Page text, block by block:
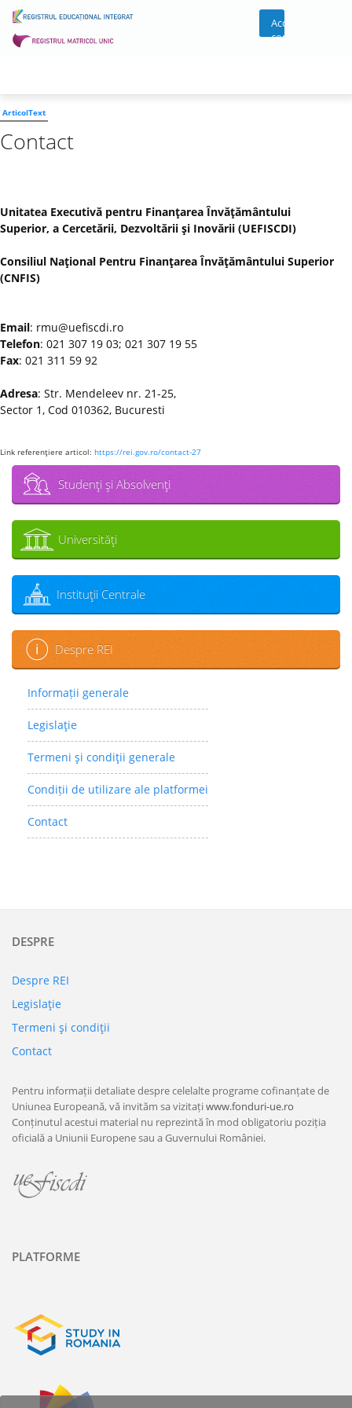
Acces
cont
ArticolText
Contact
Unitatea Executivă pentru Finanţarea Învăţământului
Superior, a Cercetării, Dezvoltării şi Inovării (UEFISCDI)
Consiliul Naţional Pentru Finanţarea Învăţământului Superior
(CNFIS)
Email: rmu@uefiscdi.ro
Telefon: 021 307 19 03; 021 307 19 55
Fax: 021 311 59 92
Adresa: Str. Mendeleev nr. 21-25,
Sector 1, Cod 010362, Bucuresti
Link referenţiere articol: https://rei.gov.ro/contact-27
Studenţi şi Absolvenţi
Universităţi
Instituţii Centrale
Despre REI
Informații generale
Legislaţie
Termeni şi condiţii generale
Condiții de utilizare ale platformei
Contact
DESPRE
Despre REI
Legislaţie
Termeni şi condiţii
Contact
Pentru informații detaliate despre celelalte programe cofinanțate de
Uniunea Europeană, vă invităm sa vizitațiwww.fonduri-ue.ro
Conținutul acestui material nu reprezintă în mod obligatoriu poziția
oficială a Uniunii Europene sau a Guvernului României.
PLATFORME